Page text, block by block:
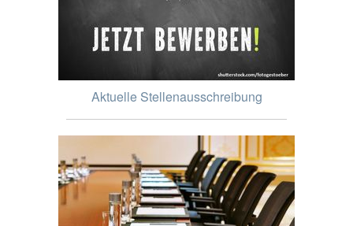
Aktuelle Stellenausschreibung